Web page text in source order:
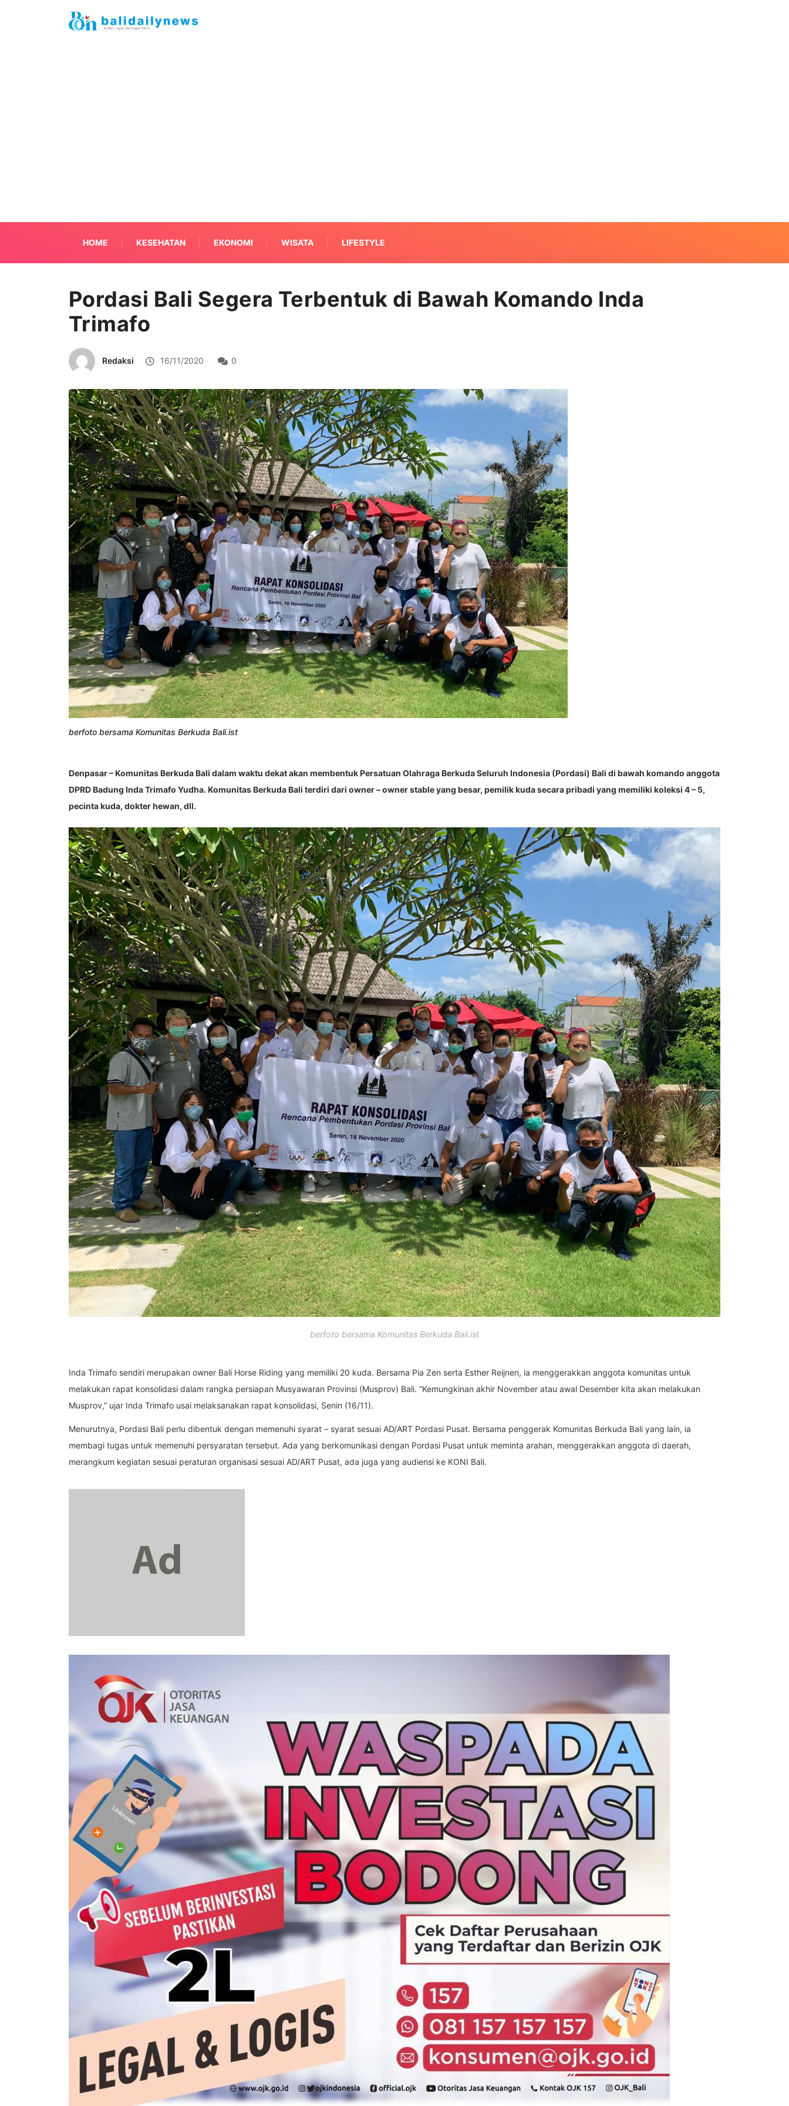
HOME KESEHATAN EKONOMI WISATA LIFESTYLE
Pordasi Bali Segera Terbentuk di Bawah Komando Inda
Trimafo
Redaksi 16/11/2020 0
berfoto bersama Komunitas Berkuda Bali.ist
Denpasar – Komunitas Berkuda Bali dalam waktu dekat akan membentuk Persatuan Olahraga Berkuda Seluruh Indonesia (Pordasi) Bali di bawah komando anggota
DPRD Badung Inda Trimafo Yudha. Komunitas Berkuda Bali terdiri dari owner – owner stable yang besar, pemilik kuda secara pribadi yang memiliki koleksi 4 – 5,
pecinta kuda, dokter hewan, dll.
berfoto bersama Komunitas Berkuda Bali.ist
Inda Trimafo sendiri merupakan owner Bali Horse Riding yang memiliki 20 kuda. Bersama Pia Zen serta Esther Reijnen, ia menggerakkan anggota komunitas untuk
melakukan rapat konsolidasi dalam rangka persiapan Musyawaran Provinsi (Musprov) Bali. “Kemungkinan akhir November atau awal Desember kita akan melakukan
Musprov,” ujar Inda Trimafo usai melaksanakan rapat konsolidasi, Senin (16/11).
Menurutnya, Pordasi Bali perlu dibentuk dengan memenuhi syarat – syarat sesuai AD/ART Pordasi Pusat. Bersama penggerak Komunitas Berkuda Bali yang lain, ia
membagi tugas untuk memenuhi persyaratan tersebut. Ada yang berkomunikasi dengan Pordasi Pusat untuk meminta arahan, menggerakkan anggota di daerah,
merangkum kegiatan sesuai peraturan organisasi sesuai AD/ART Pusat, ada juga yang audiensi ke KONI Bali.